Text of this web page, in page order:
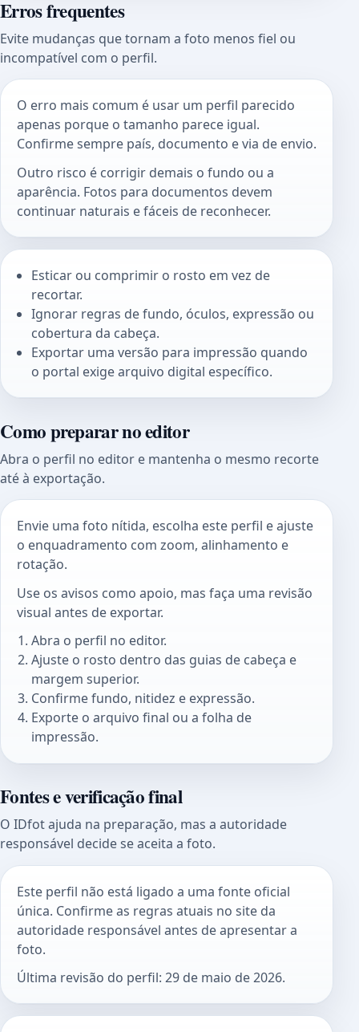
Erros frequentes
Evite mudanças que tornam a foto menos fiel ou
incompatível com o perfil.
O erro mais comum é usar um perfil parecido
apenas porque o tamanho parece igual.
Confirme sempre país, documento e via de envio.
Outro risco é corrigir demais o fundo ou a
aparência. Fotos para documentos devem
continuar naturais e fáceis de reconhecer.
Esticar ou comprimir o rosto em vez de
recortar.
Ignorar regras de fundo, óculos, expressão ou
cobertura da cabeça.
Exportar uma versão para impressão quando
o portal exige arquivo digital específico.
Como preparar no editor
Abra o perfil no editor e mantenha o mesmo recorte
até à exportação.
Envie uma foto nítida, escolha este perfil e ajuste
o enquadramento com zoom, alinhamento e
rotação.
Use os avisos como apoio, mas faça uma revisão
visual antes de exportar.
Abra o perfil no editor.
Ajuste o rosto dentro das guias de cabeça e
margem superior.
Confirme fundo, nitidez e expressão.
Exporte o arquivo final ou a folha de
impressão.
Fontes e verificação final
O IDfot ajuda na preparação, mas a autoridade
responsável decide se aceita a foto.
Este perfil não está ligado a uma fonte oficial
única. Confirme as regras atuais no site da
autoridade responsável antes de apresentar a
foto.
Última revisão do perfil: 29 de maio de 2026.